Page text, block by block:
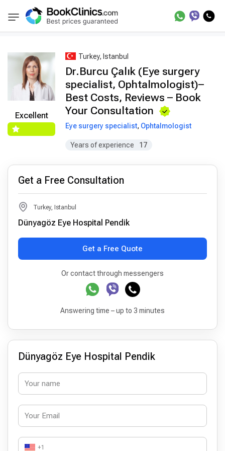
BookClinics Best Doctors Treatment Best Doctors in
Excellent
Turkey, Istanbul
Dr.Burcu Çalık (Eye surgery
specialist, Ophtalmologist)–
Best Costs, Reviews – Book
Your Consultation
Eye surgery specialist, Ophtalmologist
Years of experience 17
Get a Free Consultation
Turkey, Istanbul
Dünyagöz Eye Hospital Pendik
Get a Free Quote
Or contact through messengers
Answering time – up to 3 minutes
Dünyagöz Eye Hospital Pendik
+1